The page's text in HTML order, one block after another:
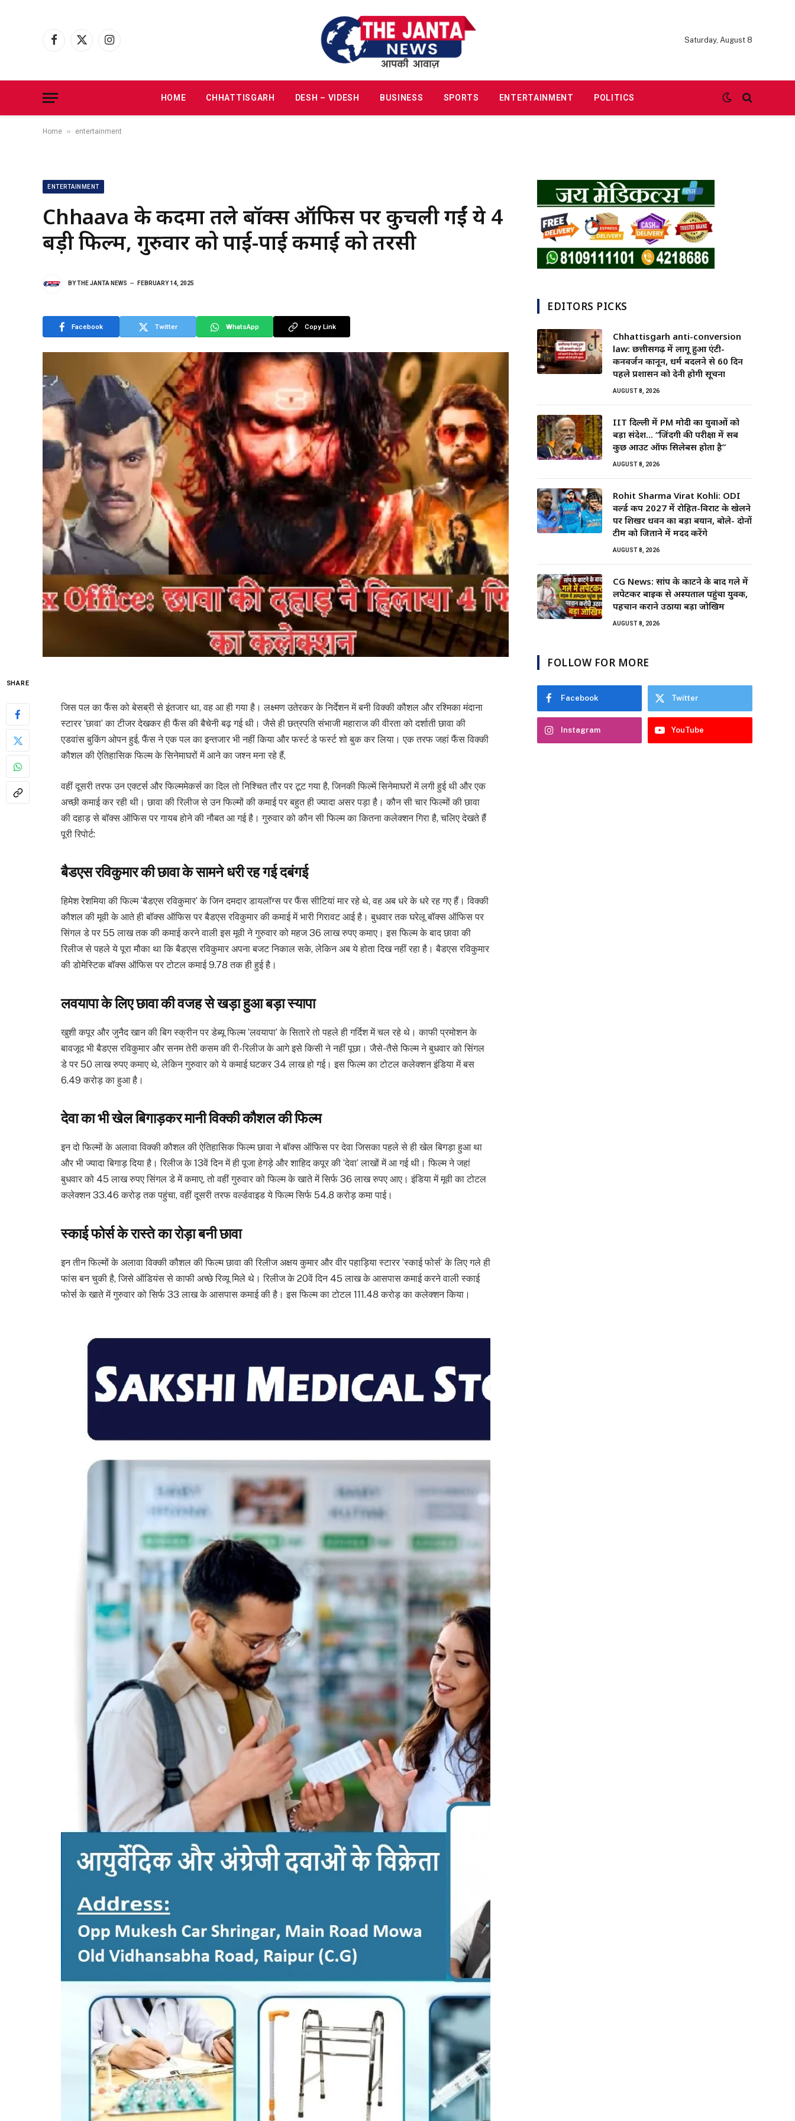
Facebook
X
Instagram
Saturday, August 8
HOME CHHATTISGARH DESH – VIDESH BUSINESS SPORTS ENTERTAINMENT POLITICS
Home » entertainment
ENTERTAINMENT
Chhaava के कदमों तले बॉक्स ऑफिस पर कुचली गईं ये 4
बड़ी फिल्में, गुरुवार को पाई-पाई कमाई को तरसी
BYTHE JANTA NEWS FEBRUARY 14, 2025
Facebook Twitter WhatsApp Copy Link
SHARE
जिस पल का फैंस को बेसब्री से इंतजार था, वह आ ही गया है। लक्ष्मण उतेरकर के निर्देशन में बनी विक्की कौशल और रश्मिका मंदाना
स्टारर ‘छावा’ का टीजर देखकर ही फैंस की बैचेनी बढ़ गई थी। जैसे ही छत्रपति संभाजी महाराज की वीरता को दर्शाती छावा की
एडवांस बुकिंग ओपन हुई, फैंस ने एक पल का इन्तजार भी नहीं किया और फर्स्ट डे फर्स्ट शो बुक कर लिया। एक तरफ जहां फैंस विक्की
कौशल की ऐतिहासिक फिल्म के सिनेमाघरों में आने का जश्न मना रहे हैं,
वहीं दूसरी तरफ उन एक्टर्स और फिल्ममेकर्स का दिल तो निश्चित तौर पर टूट गया है, जिनकी फिल्में सिनेमाघरों में लगी हुई थी और एक
अच्छी कमाई कर रही थी। छावा की रिलीज से उन फिल्मों की कमाई पर बहुत ही ज्यादा असर पड़ा है। कौन सी चार फिल्मों की छावा
की दहाड़ से बॉक्स ऑफिस पर गायब होने की नौबत आ गई है। गुरुवार को कौन सी फिल्म का कितना कलेक्शन गिरा है, चलिए देखते हैं
पूरी रिपोर्ट:
बैडएस रविकुमार की छावा के सामने धरी रह गई दबंगई
हिमेश रेशमिया की फिल्म ‘बैडएस रविकुमार’ के जिन दमदार डायलॉग्स पर फैंस सीटियां मार रहे थे, वह अब धरे के धरे रह गए हैं। विक्की
कौशल की मूवी के आते ही बॉक्स ऑफिस पर बैडएस रविकुमार की कमाई में भारी गिरावट आई है। बुधवार तक घरेलू बॉक्स ऑफिस पर
सिंगल डे पर 55 लाख तक की कमाई करने वाली इस मूवी ने गुरुवार को महज 36 लाख रुपए कमाए। इस फिल्म के बाद छावा की
रिलीज से पहले ये पूरा मौका था कि बैडएस रविकुमार अपना बजट निकाल सके, लेकिन अब ये होता दिख नहीं रहा है। बैडएस रविकुमार
की डोमेस्टिक बॉक्स ऑफिस पर टोटल कमाई 9.78 तक ही हुई है।
लवयापा के लिए छावा की वजह से खड़ा हुआ बड़ा स्यापा
खुशी कपूर और जुनैद खान की बिग स्क्रीन पर डेब्यू फिल्म ‘लवयापा’ के सितारे तो पहले ही गर्दिश में चल रहे थे। काफी प्रमोशन के
बावजूद भी बैडएस रविकुमार और सनम तेरी कसम की री-रिलीज के आगे इसे किसी ने नहीं पूछा। जैसे-तैसे फिल्म ने बुधवार को सिंगल
डे पर 50 लाख रुपए कमाए थे, लेकिन गुरुवार को ये कमाई घटकर 34 लाख हो गई। इस फिल्म का टोटल कलेक्शन इंडिया में बस
6.49 करोड़ का हुआ है।
देवा का भी खेल बिगाड़कर मानी विक्की कौशल की फिल्म
इन दो फिल्मों के अलावा विक्की कौशल की ऐतिहासिक फिल्म छावा ने बॉक्स ऑफिस पर देवा जिसका पहले से ही खेल बिगड़ा हुआ था
और भी ज्यादा बिगाड़ दिया है। रिलीज के 13वें दिन में ही पूजा हेगड़े और शाहिद कपूर की ‘देवा’ लाखों में आ गई थी। फिल्म ने जहां
बुधवार को 45 लाख रुपए सिंगल डे में कमाए, तो वहीं गुरुवार को फिल्म के खाते में सिर्फ 36 लाख रुपए आए। इंडिया में मूवी का टोटल
कलेक्शन 33.46 करोड़ तक पहुंचा, वहीं दूसरी तरफ वर्ल्डवाइड ये फिल्म सिर्फ 54.8 करोड़ कमा पाई।
स्काई फोर्स के रास्ते का रोड़ा बनी छावा
इन तीन फिल्मों के अलावा विक्की कौशल की फिल्म छावा की रिलीज अक्षय कुमार और वीर पहाड़िया स्टारर ‘स्काई फोर्स’ के लिए गले ही
फांस बन चुकी है, जिसे ऑडियंस से काफी अच्छे रिव्यू मिले थे। रिलीज के 20वें दिन 45 लाख के आसपास कमाई करने वाली स्काई
फोर्स के खाते में गुरुवार को सिर्फ 33 लाख के आसपास कमाई की है। इस फिल्म का टोटल 111.48 करोड़ का कलेक्शन किया।
EDITORS PICKS
Chhattisgarh anti-conversion
law: छत्तीसगढ़ में लागू हुआ एंटी-
कनवर्जन कानून, धर्म बदलने से 60 दिन
पहले प्रशासन को देनी होगी सूचना
AUGUST 8, 2026
IIT दिल्ली में PM मोदी का युवाओं को
बड़ा संदेश… “जिंदगी की परीक्षा में सब
कुछ आउट ऑफ सिलेबस होता है”
AUGUST 8, 2026
Rohit Sharma Virat Kohli: ODI
वर्ल्ड कप 2027 में रोहित-विराट के खेलने
पर शिखर धवन का बड़ा बयान, बोले- दोनों
टीम को जिताने में मदद करेंगे
AUGUST 8, 2026
CG News: सांप के काटने के बाद गले में
लपेटकर बाइक से अस्पताल पहुंचा युवक,
पहचान कराने उठाया बड़ा जोखिम
AUGUST 8, 2026
FOLLOW FOR MORE
Facebook Twitter
Instagram YouTube